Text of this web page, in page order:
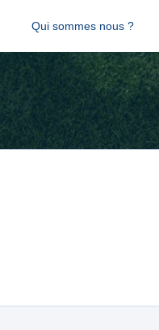
Qui sommes nous ?